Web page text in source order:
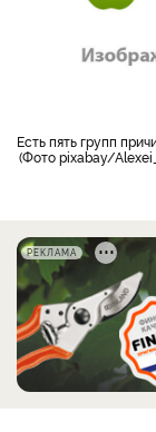
Есть пять групп
Фото pixabay/
РЕКЛАМА